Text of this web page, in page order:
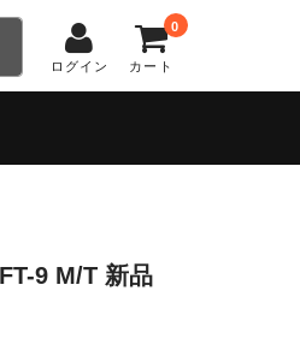
ログイン カート
0
9 M/T 新品